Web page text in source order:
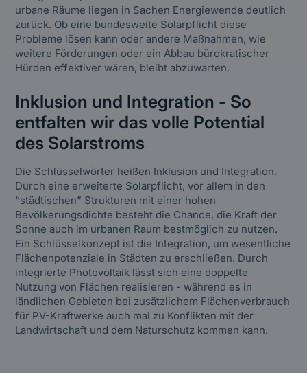
urbane Räume liegen in Sachen Energiewende deutlich
zurück. Ob eine bundesweite Solarpflicht diese
Probleme lösen kann oder andere Maßnahmen, wie
weitere Förderungen oder ein Abbau bürokratischer
Hürden effektiver wären, bleibt abzuwarten.
Inklusion und Integration - So
entfalten wir das volle Potential
des Solarstroms
Die Schlüsselwörter heißen Inklusion und Integration.
Durch eine erweiterte Solarpflicht, vor allem in den
“städtischen” Strukturen mit einer hohen
Bevölkerungsdichte besteht die Chance, die Kraft der
Sonne auch im urbanen Raum bestmöglich zu nutzen.
Ein Schlüsselkonzept ist die Integration, um wesentliche
Flächenpotenziale in Städten zu erschließen. Durch
integrierte Photovoltaik lässt sich eine doppelte
Nutzung von Flächen realisieren - während es in
ländlichen Gebieten bei zusätzlichem Flächenverbrauch
für PV-Kraftwerke auch mal zu Konflikten mit der
Landwirtschaft und dem Naturschutz kommen kann.